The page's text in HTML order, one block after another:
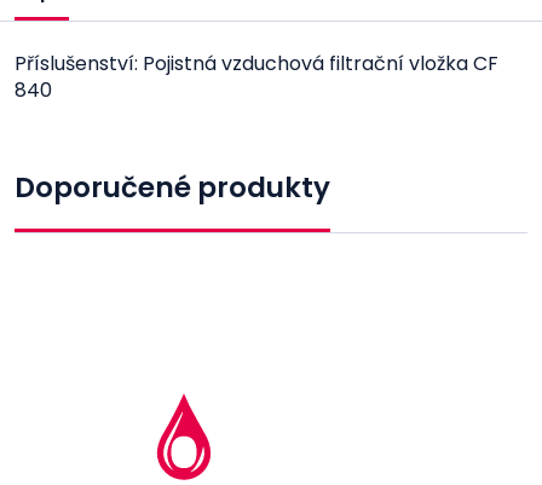
Příslušenství: Pojistná vzduchová filtrační vložka CF
840
Doporučené produkty